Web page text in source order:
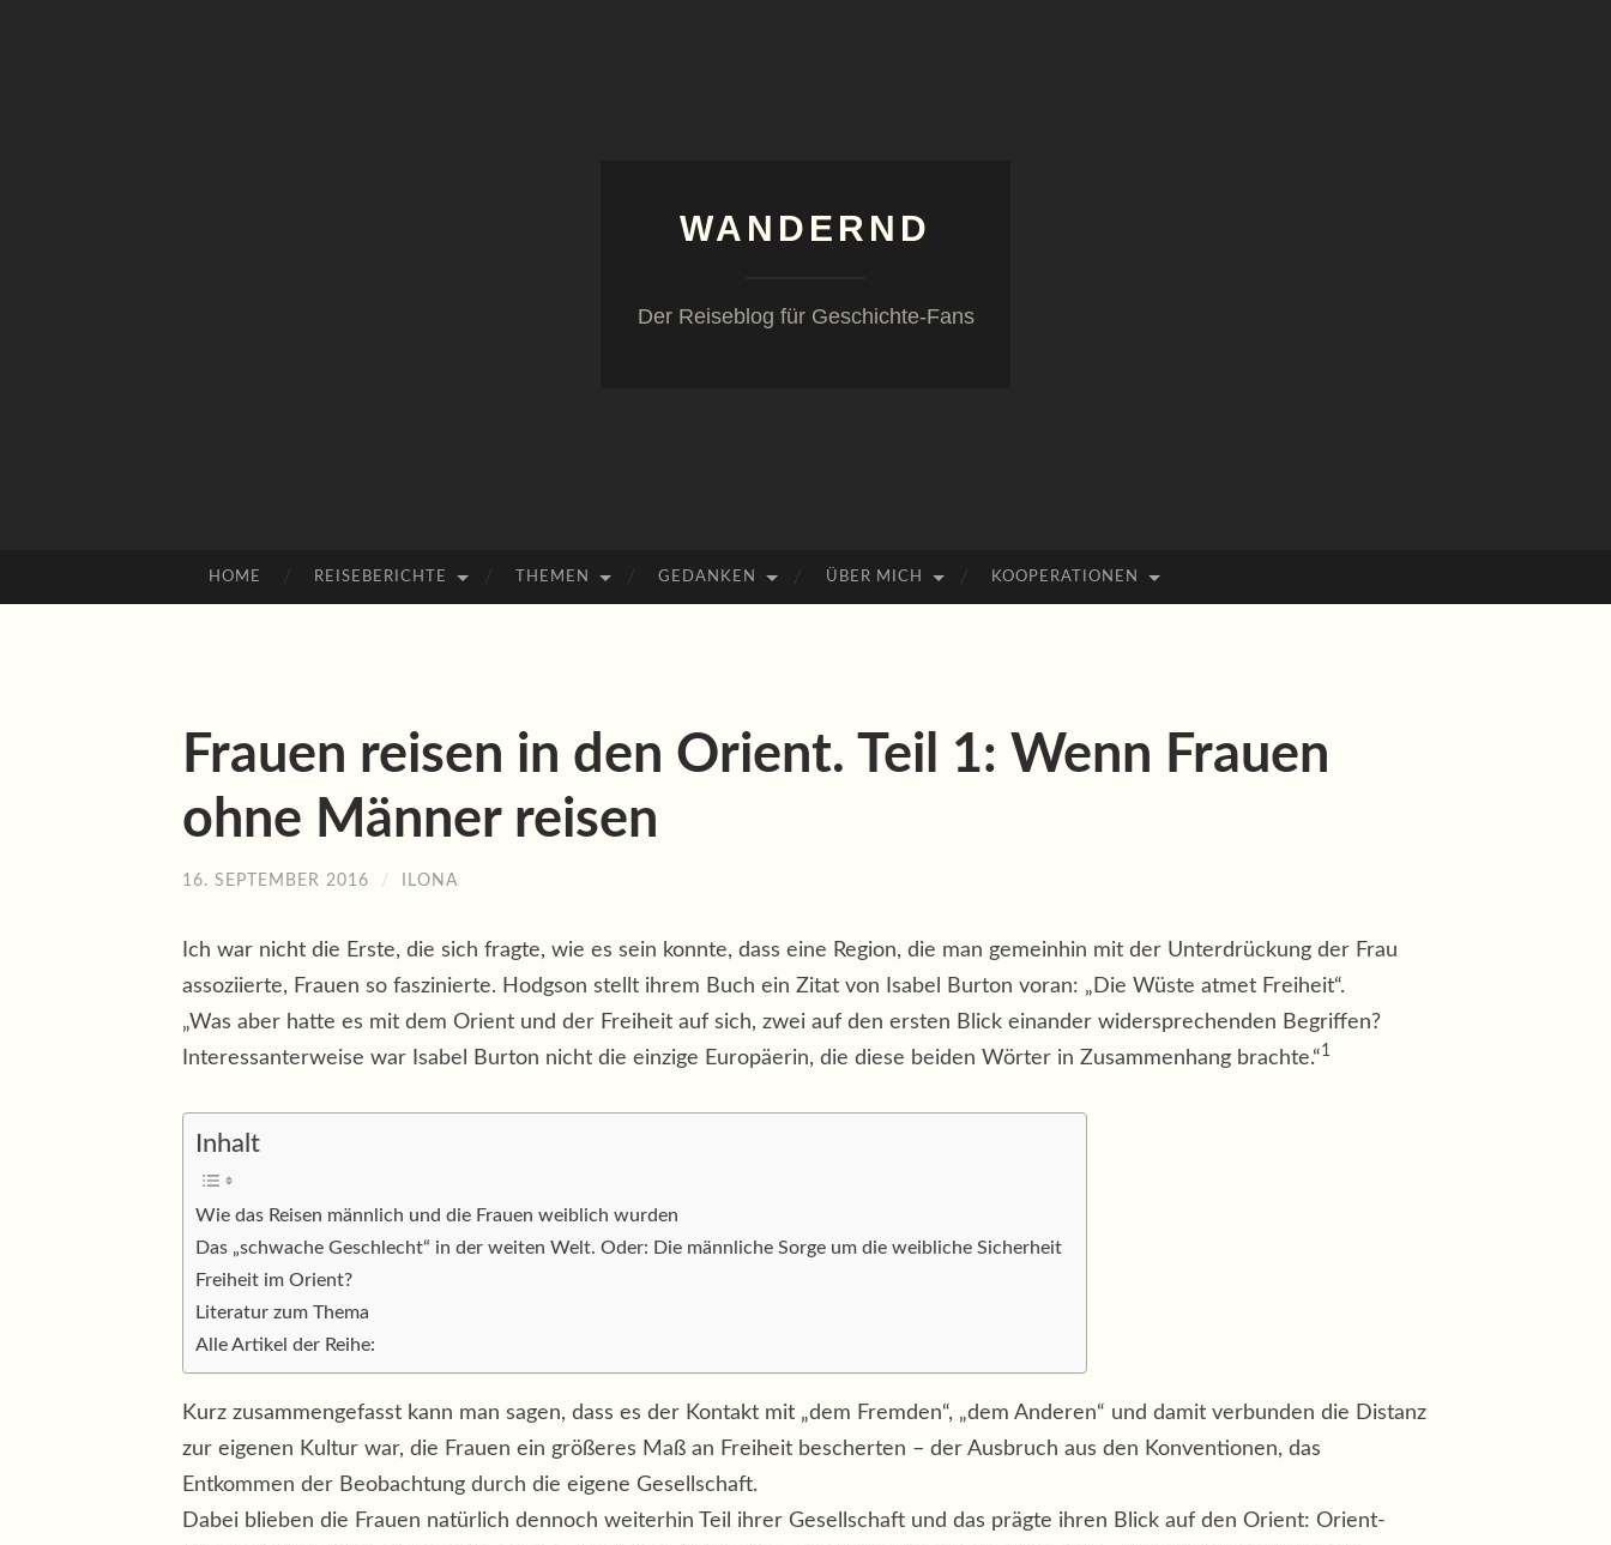
WANDERND
Der Reiseblog für Geschichte-Fans
INHALT
HOME REISEBERICHTE THEMEN GEDANKEN ÜBER MICH KOOPERATIONEN
Frauen reisen in den Orient. Teil 1: Wenn Frauen
ohne Männer reisen
16. SEPTEMBER 2016 / ILONA
Ich war nicht die Erste, die sich fragte, wie es sein konnte, dass eine Region, die man gemeinhin mit der Unterdrückung der Frau
assoziierte, Frauen so faszinierte. Hodgson stellt ihrem Buch ein Zitat von Isabel Burton voran: „Die Wüste atmet Freiheit“.
„Was aber hatte es mit dem Orient und der Freiheit auf sich, zwei auf den ersten Blick einander widersprechenden Begriffen?
Interessanterweise war Isabel Burton nicht die einzige Europäerin, die diese beiden Wörter in Zusammenhang brachte.“1
Inhalt
Wie das Reisen männlich und die Frauen weiblich wurden
Das „schwache Geschlecht“ in der weiten Welt. Oder: Die männliche Sorge um die weibliche Sicherheit
Freiheit im Orient?
Literatur zum Thema
Alle Artikel der Reihe:
Kurz zusammengefasst kann man sagen, dass es der Kontakt mit „dem Fremden“, „dem Anderen“ und damit verbunden die Distanz
zur eigenen Kultur war, die Frauen ein größeres Maß an Freiheit bescherten – der Ausbruch aus den Konventionen, das
Entkommen der Beobachtung durch die eigene Gesellschaft.
Dabei blieben die Frauen natürlich dennoch weiterhin Teil ihrer Gesellschaft und das prägte ihren Blick auf den Orient: Orient-